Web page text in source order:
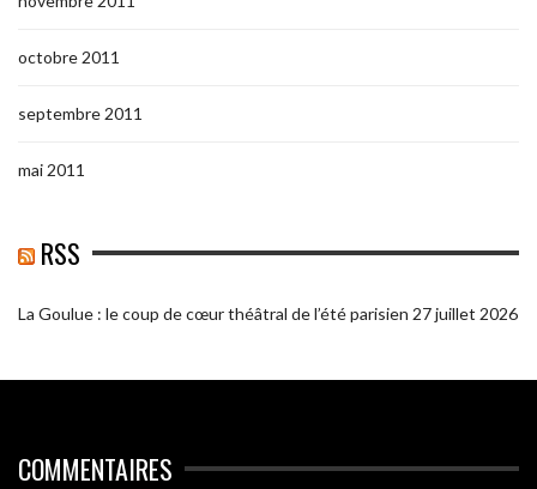
octobre 2011
septembre 2011
mai 2011
RSS
La Goulue : le coup de cœur théâtral de l’été parisien 27 juillet 2026
COMMENTAIRES